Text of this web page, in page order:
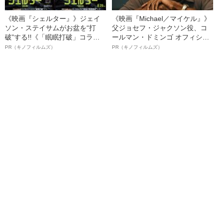
《映画『シェルター』》ジェイ
ソン・ステイサムがお盆を“打
破”する!!《「眠眠打破」コラ
ボ》
PR（キノフィルムズ）
《映画『Michael／マイケル』》
父ジョセフ・ジャクソン役、コ
ールマン・ドミンゴ オフィシャ
ルインタビュー“観客を魅了した
PR（キノフィルムズ）